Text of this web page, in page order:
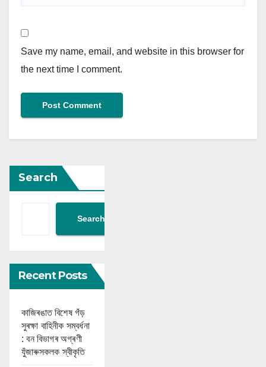
Save my name, email, and website in this browser for
the next time I comment.
Search
Search
Recent Posts
কাজিৰঙাত বিশেষ গঁড়
সুৰক্ষা বাহিনীক সম্বৰ্ধনা
: বন বিভাগৰ অগ্ৰণী
যুঁজাৰুসকলক স্বীকৃতি